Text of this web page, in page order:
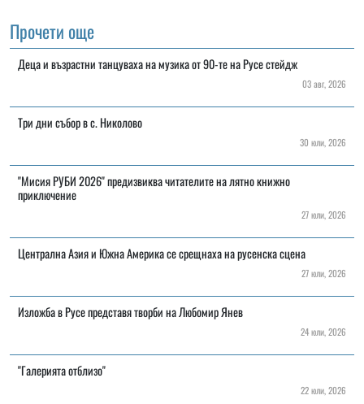
Прочети още
Деца и възрастни танцуваха на музика от 90-те на Русе стейдж
03 авг, 2026
Три дни събор в с. Николово
30 юли, 2026
"Мисия РУБИ 2026" предизвиква читателите на лятно книжно
приключение
27 юли, 2026
Централна Азия и Южна Америка се срещнаха на русенска сцена
27 юли, 2026
Изложба в Русе представя творби на Любомир Янев
24 юли, 2026
"Галерията отблизо"
22 юли, 2026